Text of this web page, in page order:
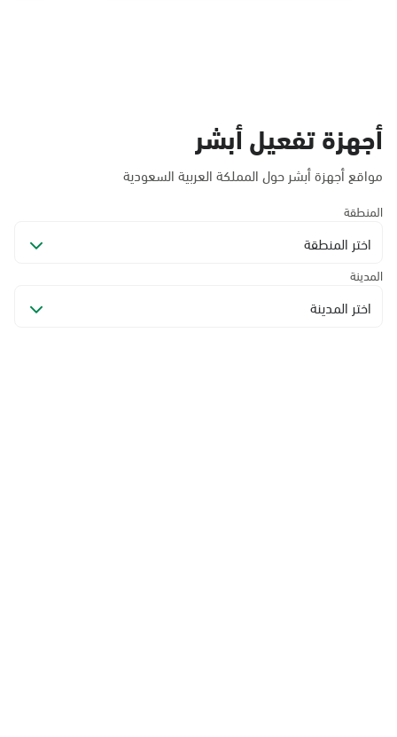
أجهزة تفعيل أبشر
مواقع أجهزة أبشر حول المملكة العربية السعودية
المنطقة
اختر المنطقة
المدينة
اختر المدينة